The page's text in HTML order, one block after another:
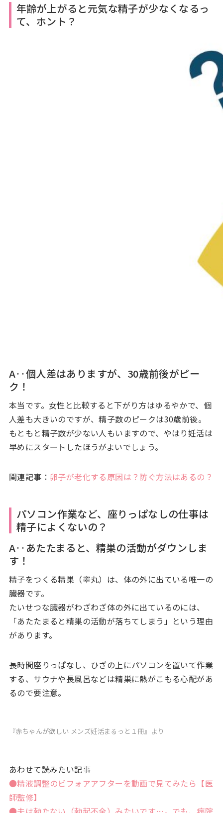
年齢が上がると元気な精子が少なくなるっ
て、ホント？
A‥個人差はありますが、30歳前後がピー
ク！
本当です。女性と比較すると下がり方はゆるやかで、個
人差も大きいのですが、精子数のピークは30歳前後。
もともと精子数が少ない人もいますので、やはり妊活は
早めにスタートしたほうがよいでしょう。
関連記事： 卵子が老化する原因は？防ぐ方法はあるの？
パソコン作業など、座りっぱなしの仕事は
精子によくないの？
A‥あたたまると、精巣の活動がダウンしま
す！
精子をつくる精巣（睾丸）は、体の外に出ている唯一の
臓器です。
たいせつな臓器がわざわざ体の外に出ているのには、
「あたたまると精巣の活動が落ちてしまう」という理由
があります。
長時間座りっぱなし、ひざの上にパソコンを置いて作業
する、サウナや長風呂などは精巣に熱がこもる心配があ
るので要注意。
『赤ちゃんが欲しい メンズ妊活まるっと１冊』 より
あわせて読みたい記事
●精液調整のビフォアアフターを動画で見てみたら【医
師監修】